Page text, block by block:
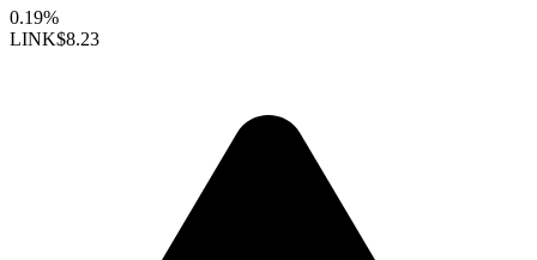
0.19%
LINK$8.23